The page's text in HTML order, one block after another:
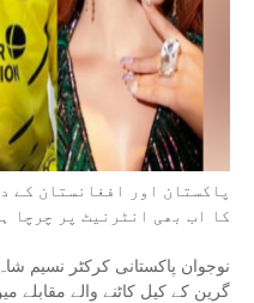
پاکستان اور افغانستان کے
کا اب بھی انٹرنیٹ پر چرچا
نوجوان پاکستانی کرکٹر نسیم
گرین کے کیل کاٹنے والے مقابلے